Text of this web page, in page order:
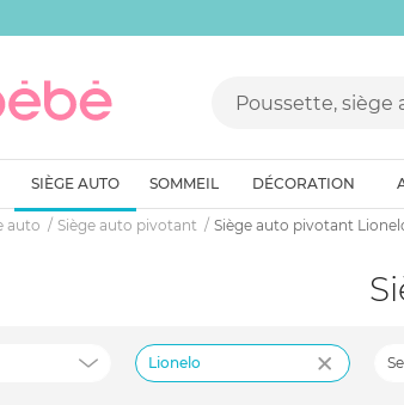
SIÈGE AUTO SOMMEIL DÉCORATION
auto Siège auto pivotant Siège auto pivotant
Lionelo